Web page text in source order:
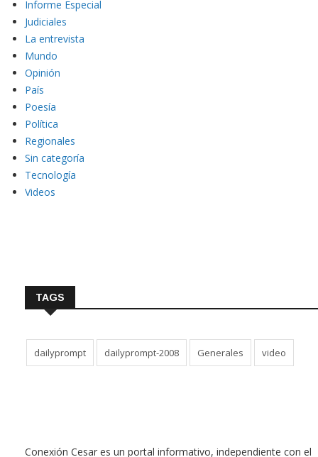
Informe Especial
Judiciales
La entrevista
Mundo
Opinión
País
Poesía
Política
Regionales
Sin categoría
Tecnología
Videos
TAGS
dailyprompt dailyprompt-2008 Generales video
Conexión Cesar es un portal informativo, independiente con el